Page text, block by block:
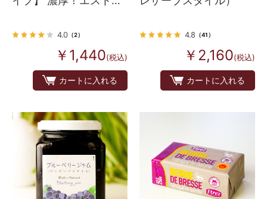
8g×20
4.0 （2）
￥1,440(税込)
カートに入れる
4.8 （41）
￥2,160(税込)
カートに入れる